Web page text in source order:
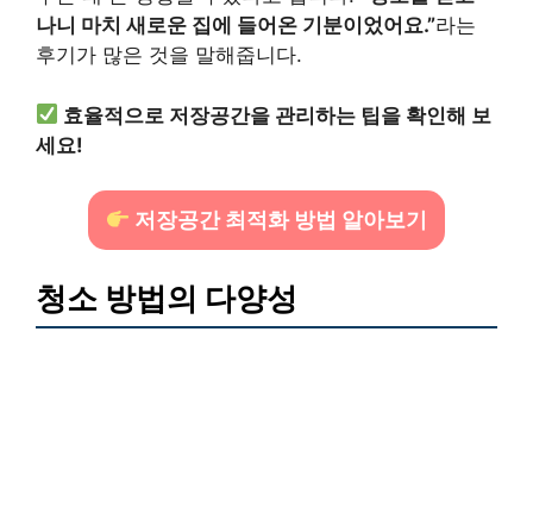
나니 마치 새로운 집에 들어온 기분이었어요.”라는
후기가 많은 것을 말해줍니다.
효율적으로 저장공간을 관리하는 팁을 확인해 보
세요!
저장공간 최적화 방법 알아보기
청소 방법의 다양성